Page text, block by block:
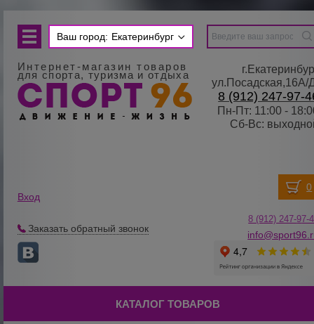
Ваш город: Екатеринбург
Интернет-магазин товаров
для спорта, туризма и отдыха
8 (912) 247-97-
Пн-Пт: 11:00 -
Сб-Вс:
Вход
Заказать обратный звонок
8 (912) 247-97-
КАТАЛОГ ТОВАРОВ